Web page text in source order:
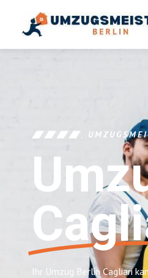
Ihr Umzug Berlin Cagliari